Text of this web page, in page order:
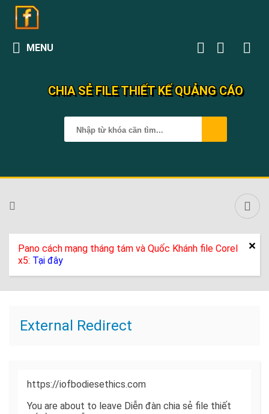
MENU
CHIA SẺ FILE THIẾT KẾ QUẢNG CÁO
Pano cách mạng tháng tám và Quốc Khánh file Corel
x5: Tại đây
External Redirect
https://iofbodiesethics.com
You are about to leave Diễn đàn chia sẻ file thiết